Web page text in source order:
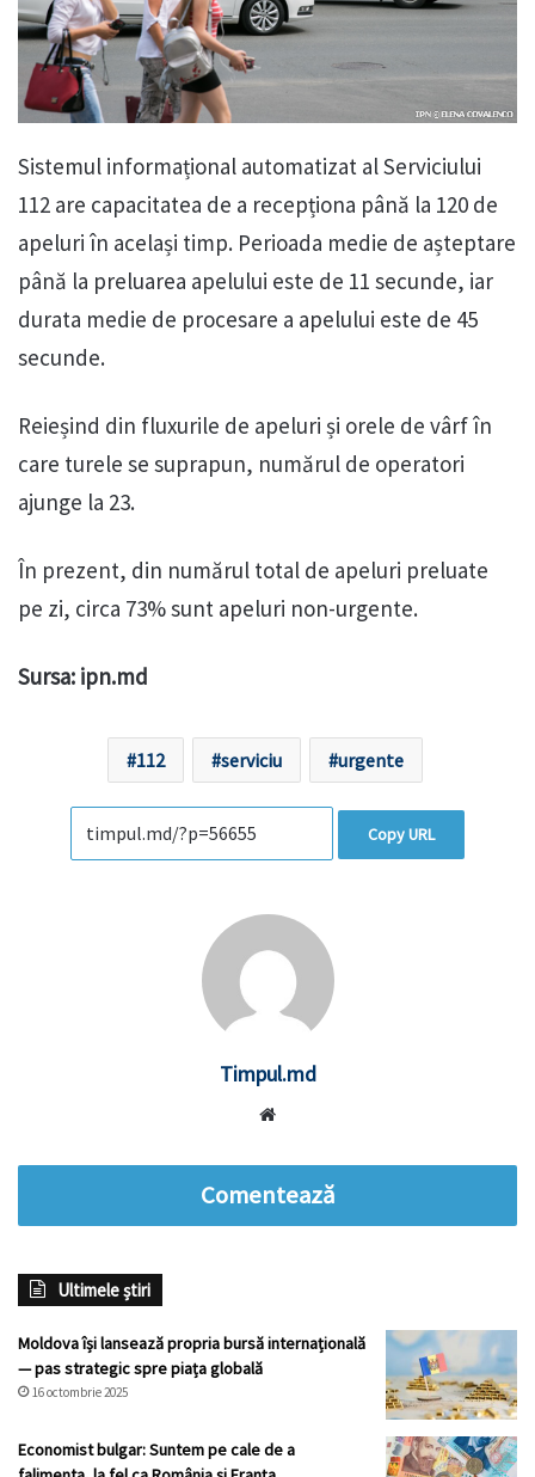
Sistemul informațional automatizat al Serviciului
112 are capacitatea de a recepționa până la 120 de
apeluri în același timp. Perioada medie de așteptare
până la preluarea apelului este de 11 secunde, iar
durata medie de procesare a apelului este de 45
secunde.
Reieșind din fluxurile de apeluri și orele de vârf în
care turele se suprapun, numărul de operatori
ajunge la 23.
În prezent, din numărul total de apeluri preluate
pe zi, circa 73% sunt apeluri non-urgente.
Sursa: ipn.md
112 serviciu urgente
Copy URL
Timpul.md
Comentează
Ultimele știri
Moldova își lansează propria bursă internațională
— pas strategic spre piața globală
16 octombrie 2025
Economist bulgar: Suntem pe cale de a